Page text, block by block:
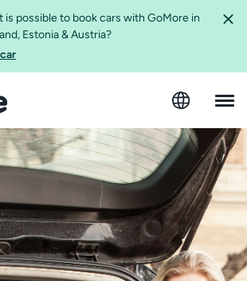
is possible to book cars with GoMore in
Estonia & Austria?